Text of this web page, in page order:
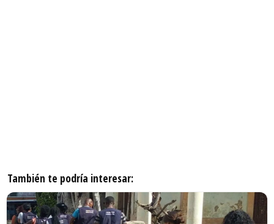
También te podría interesar: